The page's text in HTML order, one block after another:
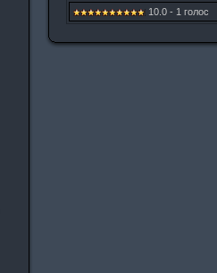
10.0 - 1 голос